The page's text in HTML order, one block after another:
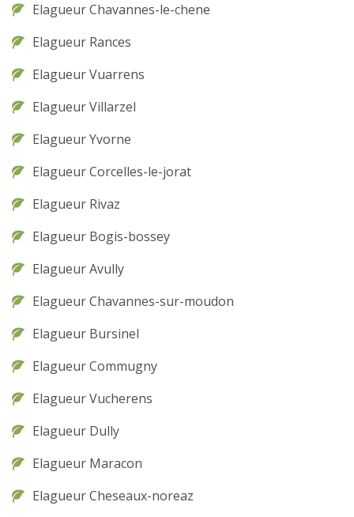
Elagueur Chavannes-le-chene
Elagueur Rances
Elagueur Vuarrens
Elagueur Villarzel
Elagueur Yvorne
Elagueur Corcelles-le-jorat
Elagueur Rivaz
Elagueur Bogis-bossey
Elagueur Avully
Elagueur Chavannes-sur-moudon
Elagueur Bursinel
Elagueur Commugny
Elagueur Vucherens
Elagueur Dully
Elagueur Maracon
Elagueur Cheseaux-noreaz